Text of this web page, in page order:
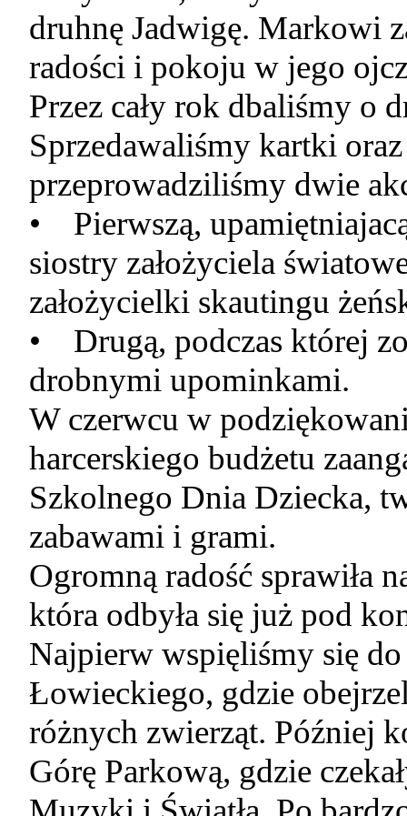
druhnę Jadwigę. Markowi
radości i pokoju w jego
Przez cały rok dbaliśmy o
Sprzedawaliśmy kartki
przeprowadziliśmy dwie
• Pierwszą,
siostry założyciela
założycielki skautingu
• Drugą, podczas której
drobnymi upominkami.
W czerwcu w
harcerskiego budżetu
Szkolnego Dnia Dziecka,
zabawami i grami.
Ogromną radość sprawiła
która odbyła się już pod
Najpierw wspięliśmy się
Łowieckiego, gdzie
różnych zwierząt. Później
Górę Parkową, gdzie